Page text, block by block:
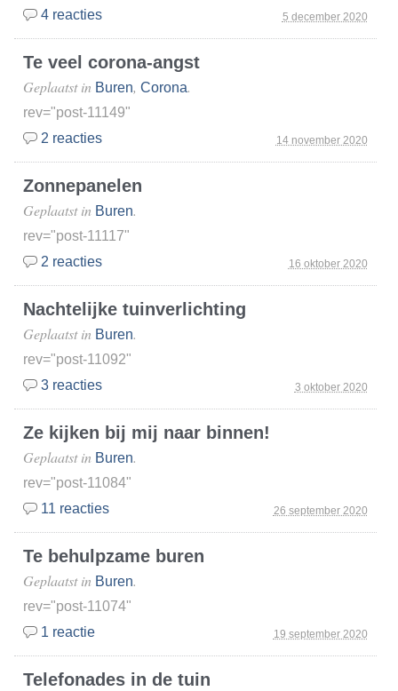
5 december 2020
4 reacties
Te veel corona-angst
14 november 2020
Geplaatst in Buren, Corona.
rev="post-11149"
2 reacties
Zonnepanelen
16 oktober 2020
Geplaatst in Buren.
rev="post-11117"
2 reacties
Nachtelijke tuinverlichting
3 oktober 2020
Geplaatst in Buren.
rev="post-11092"
3 reacties
Ze kijken bij mij naar binnen!
26 september 2020
Geplaatst in Buren.
rev="post-11084"
11 reacties
Te behulpzame buren
19 september 2020
Geplaatst in Buren.
rev="post-11074"
1 reactie
Telefonades in de tuin